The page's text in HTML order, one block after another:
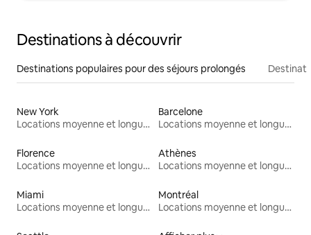
Destinations à découvrir
Destinations populaires pour des séjours prolongés
New York
Locations moyenne et longue durée
Barcelone
Locations moyenne et longue durée
Florence
Locations moyenne et longue durée
Athènes
Locations moyenne et longue durée
Miami
Locations moyenne et longue durée
Montréal
Locations moyenne et longue durée